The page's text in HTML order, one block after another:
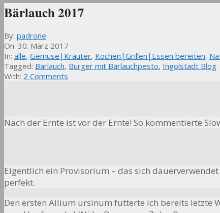
Bärlauch 2017
By: padrone
On: 30. März 2017
In: alle, Gemüse|Kräuter, Kochen|Grillen|Essen bereiten,
Tagged: Bärlauch, Burger mit Bärlauchpesto, Ingolstadt Blog
With: 2 Comments
Nach der Ernte ist vor der Ernte! So kommentierte
Eigentlich ein Provisorium – das sich
perfekt.
Den ersten Allium ursinum futterte ich bereits letzte